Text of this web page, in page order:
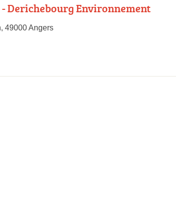
- Derichebourg Environnement
49000 Angers